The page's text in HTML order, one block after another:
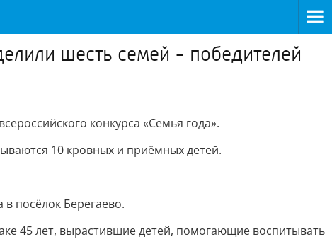
шесть семей - победителей
конкурса «Семья года».
10 кровных и приёмных детей.
в посёлок Берегаево.
45 лет, вырастившие детей, помогающие воспитывать